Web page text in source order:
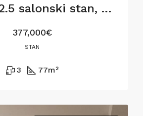
Simina, 2.5 salonski stan, 77m2, za renoviranje
377,000€
STAN
3 77m²